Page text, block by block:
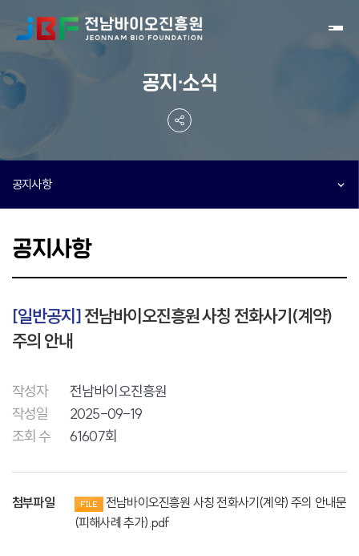
공지·소식
공지사항
공지사항
[일반공지]전남바이오진흥원 사칭 전화사기(계약)
주의 안내
작성자
전남바이오진흥원
작성일
2025-09-19
조회 수
61607회
첨부파일
전남바이오진흥원 사칭 전화사기(계약) 주의 안내문
(피해사례 추가).pdf